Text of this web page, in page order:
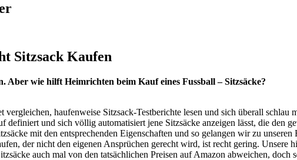
Sitzsack Kaufen
wie hilft Heimrichten beim Kauf eines Fussball – Sitzsäcke?
haufenweise Sitzsack-Testberichte lesen und sich überall
und sich völlig automatisiert jene Sitzsäcke anzeigen lässt, die den
mit den entsprechenden Eigenschaften und so gelangen wir zu
der nicht den eigenen Ansprüchen gerecht wird, ist recht gering. Unsere
auch mal von den tatsächlichen Preisen auf Amazon abweichen, doch